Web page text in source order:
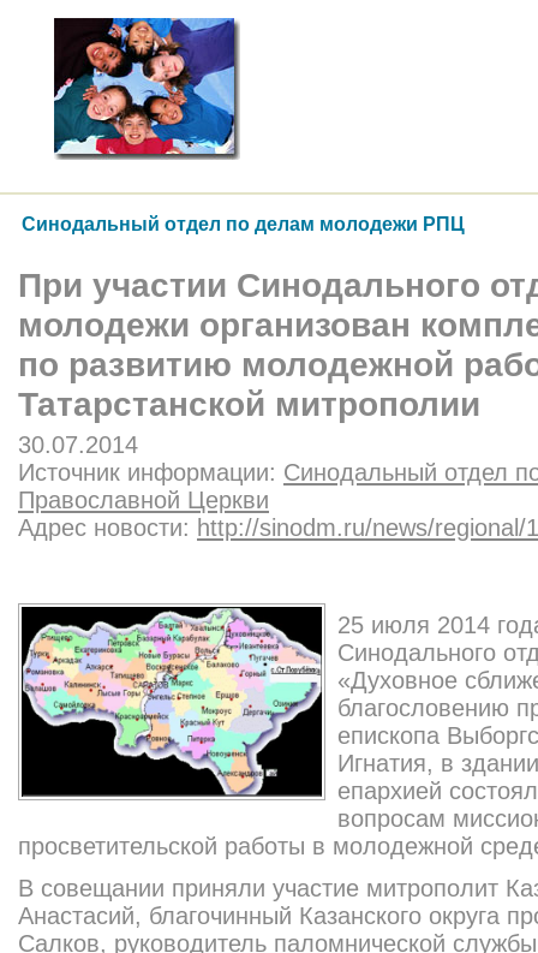
Синодальный отдел по делам молодежи РПЦ
При участии Синодального
молодежи организован
по развитию молодежной
Татарстанской митрополии
30.07.2014
Источник информации: Синодальный отдел
Православной Церкви
Адрес новости: http://sinodm.ru/news/regional/
25 июля 2014
Синодального
«Духовное
благословению
епископа
Игнатия, в
епархией
вопросам
просветительской работы в молодежной
В совещании приняли участие митрополит
Анастасий, благочинный Казанского округа
Салков, руководитель паломнической